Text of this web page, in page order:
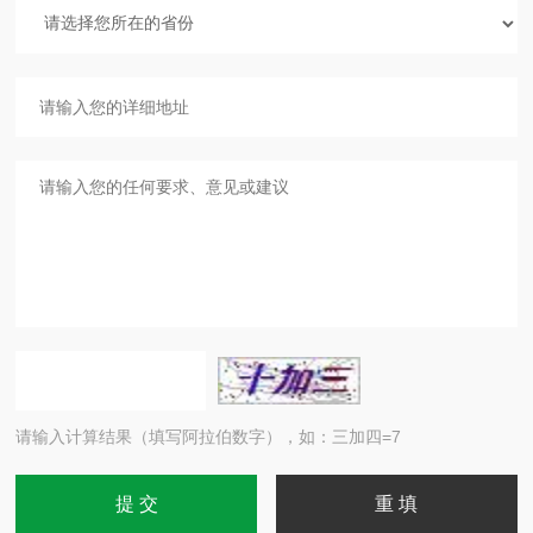
请输入计算结果（填写阿拉伯数字），如：三加四=7